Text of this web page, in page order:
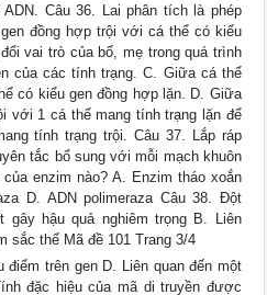
Câu 36. Lai phân tích là phép
đồng hợp trội với cá thể có kiểu
vai trò của bố, mẹ trong quá trình
của các tính trạng. C. Giữa cá thể
có kiểu gen đồng hợp lặn. D. Giữa
với 1 cá thể mang tính trạng lặn để
tính trạng trội. Câu 37. Lắp ráp
tắc bổ sung với mỗi mạch khuôn
enzim nào? A. Enzim tháo xoắn
D. ADN polimeraza Câu 38. Đột
gây hậu quả nghiêm trọng B. Liên
sắc thể Mã đề 101 Trang 3/4
trên gen D. Liên quan đến một
đặc hiệu của mã di truyền được